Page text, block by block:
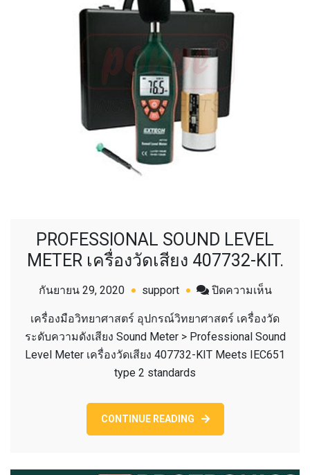
PROFESSIONAL SOUND LEVEL
METER เครื่องวัดเสียง 407732-KIT.
กันยายน 29, 2020 support ปิดความเห็นบน
SOUND
LEVEL
METER
เครื่องมือวิทยาศาสตร์ อุปกรณ์วิทยาศาสตร์ เครื่องวัด
ระดับความดังเสียง Sound Meter > Professional Sound
Level Meter เครื่องวัดเสียง 407732-KIT Meets IEC651
type 2 standards
CONTINUE READING